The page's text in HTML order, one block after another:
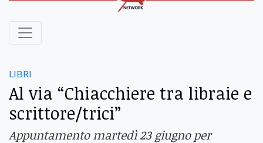
LIBRI
Al via “Chiacchiere tra libraie e
scrittore/trici”
Appuntamento martedì 23 giugno per